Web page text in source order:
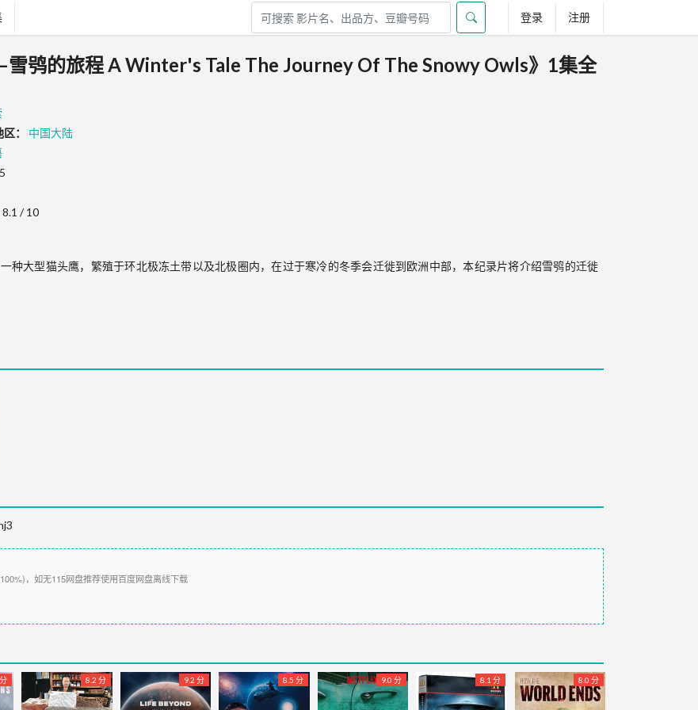
登录 注册
鸮的旅程 A Winter's Tale The Journey Of The Snowy Owls》1集全
：
中国大陆
8.1 / 10
种大型猫头鹰，繁殖于环北极冻土带以及北极圈内，在过于寒冷的冬季会迁徙到欧洲中部，本纪录片将介绍雪鸮的迁徙
，如无115网盘推荐使用百度网盘离线下载
8.2 分 9.2 分 8.5 分 9.0 分 8.1 分 8.0 分